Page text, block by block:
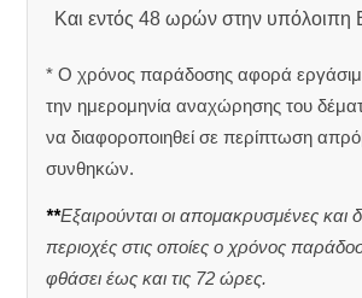
Και εντός 48 ωρών στην υπόλοιπη
* Ο χρόνος παράδοσης αφορά
την ημερομηνία αναχώρησης του
να διαφοροποιηθεί σε περίπτωση
συνθηκών.
**Εξαιρούνται οι απομακρυσμένες και
περιοχές στις οποίες ο χρόνος
φθάσει έως και τις 72 ώρες.